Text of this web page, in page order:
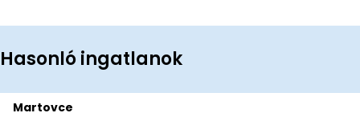
Hasonló ingatlanok
Martovce